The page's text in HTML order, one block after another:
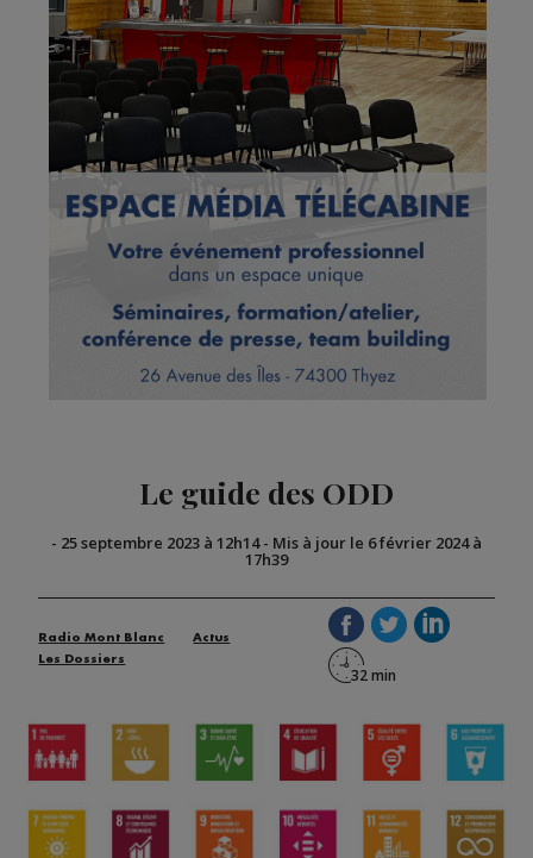
Le guide des ODD
- 25 septembre 2023 à 12h14- Mis à jour le 6 février 2024 à
17h39
Radio Mont Blanc
Actus
Les Dossiers